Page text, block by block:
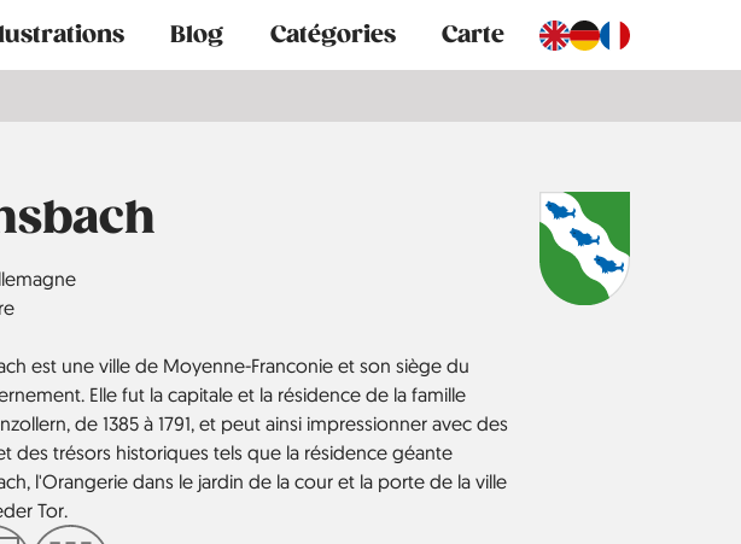
Blog Catégories Carte
est une ville de Moyenne-Franconie et son siège du
Elle fut la capitale et la résidence de la famille
de 1385 à 1791, et peut ainsi impressionner avec des
des trésors historiques tels que la résidence géante
l'Orangerie dans le jardin de la cour et la porte de la ville
Tor.